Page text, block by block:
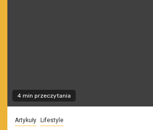
4 min przeczytania
Artykuły Lifestyle